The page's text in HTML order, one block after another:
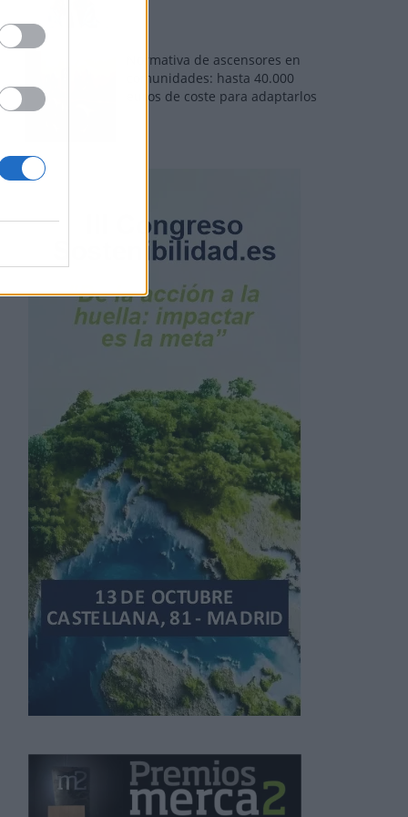
Normativa de ascensores en
comunidades: hasta 40.000
euros de coste para adaptarlos